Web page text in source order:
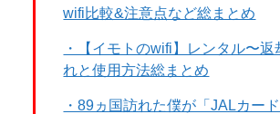
wifi比較&注意点など総まとめ
・【イモトのwifi】レンタル〜
れと使用方法総まとめ
・89ヵ国訪れた僕が「JALカー